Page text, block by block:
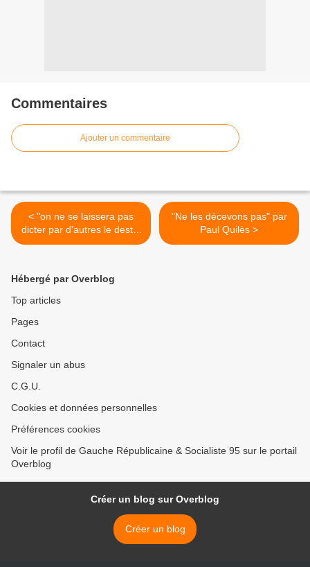
Commentaires
Ajouter un commentaire
< "on ne se laissera pas
dicter par d'autres le destin
qu'on veut construire
"Ne les décevons pas" par
Paul Quilès >
Hébergé par Overblog
Top articles
Pages
Contact
Signaler un abus
C.G.U.
Cookies et données personnelles
Préférences cookies
Voir le profil de Gauche Républicaine & Socialiste 95 sur le portail
Overblog
Créer un blog sur Overblog
Créer un blog